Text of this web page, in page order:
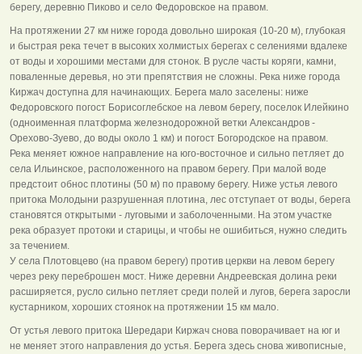
берегу, деревню Пиково и село Федоровское на правом.
На протяжении 27 км ниже города довольно широкая (10-20 м), глубокая
и быстрая река течет в высоких холмистых берегах с селениями вдалеке
от воды и хорошими местами для стонок. В русле часты коряги, камни,
поваленные деревья, но эти препятствия не сложны. Река ниже города
Киржач доступна для начинающих. Берега мало заселены: ниже
Федоровского погост Борисоглебское на левом берегу, поселок Илейкино
(одноименная платформа железнодорожной ветки Александров -
Орехово-Зуево, до воды около 1 км) и погост Богородское на правом.
Река меняет южное направление на юго-восточное и сильно петляет до
села Ильинское, расположенного на правом берегу. При малой воде
предстоит обнос плотины (50 м) по правому берегу. Ниже устья левого
притока Молодыни разрушенная плотина, лес отступает от воды, берега
становятся открытыми - луговыми и заболоченными. На этом участке
река образует протоки и старицы, и чтобы не ошибиться, нужно следить
за течением.
У села Плотовцево (на правом берегу) против церкви на левом берегу
через реку переброшен мост. Ниже деревни Андреевская долина реки
расширяется, русло сильно петляет среди полей и лугов, берега заросли
кустарником, хороших стоянок на протяжении 15 км мало.
От устья левого притока Шередари Киржач снова поворачивает на юг и
не меняет этого направления до устья. Берега здесь снова живописные,